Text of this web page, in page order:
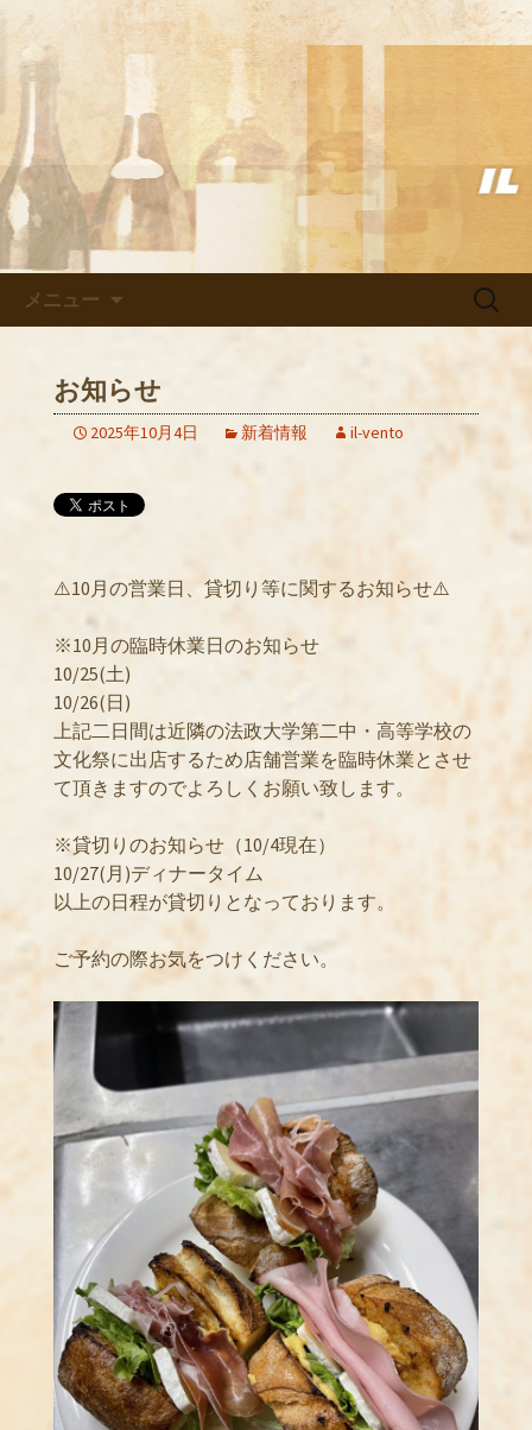
武蔵小杉の美味しいイタリアン
「イルヴェント」のブログ
武蔵小杉の美味しいイタリアン「イル
ヴェント」のブログ
メニュー
検
お知らせ
2025年10月4日 新着情報 il-vento
⚠️10月の営業日、貸切り等に関するお知らせ⚠️
※10月の臨時休業日のお知らせ
10/25(土)
10/26(日)
上記二日間は近隣の法政大学第二中・高等学校の
文化祭に出店するため店舗営業を臨時休業とさせ
て頂きますのでよろしくお願い致します。
※貸切りのお知らせ（10/4現在）
10/27(月)ディナータイム
以上の日程が貸切りとなっております。
ご予約の際お気をつけください。